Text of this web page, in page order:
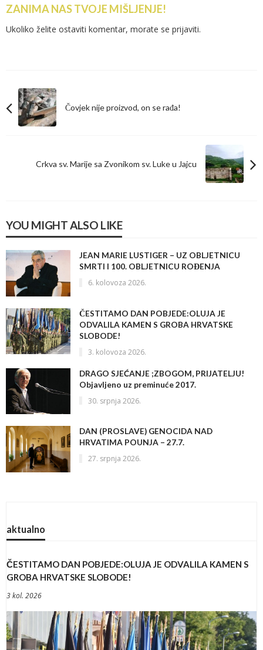
ZANIMA NAS TVOJE MIŠLJENJE!
Ukoliko želite ostaviti komentar, morate se prijaviti.
Čovjek nije proizvod, on se rađa!
Crkva sv. Marije sa Zvonikom sv. Luke u Jajcu
YOU MIGHT ALSO LIKE
JEAN MARIE LUSTIGER – UZ OBLJETNICU
SMRTI I 100. OBLJETNICU ROĐENJA
6. kolovoza 2026.
ČESTITAMO DAN POBJEDE:OLUJA JE
ODVALILA KAMEN S GROBA HRVATSKE
SLOBODE!
3. kolovoza 2026.
DRAGO SJEĆANJE ;ZBOGOM, PRIJATELJU!
Objavljeno uz preminuće 2017.
30. srpnja 2026.
DAN (PROSLAVE) GENOCIDA NAD
HRVATIMA POUNJA – 27.7.
27. srpnja 2026.
aktualno
ČESTITAMO DAN POBJEDE:OLUJA JE ODVALILA KAMEN S
GROBA HRVATSKE SLOBODE!
3 kol. 2026